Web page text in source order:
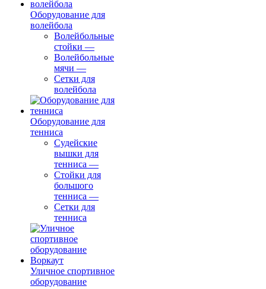
Оборудование для
волейбола
Волейбольные
стойки —
Волейбольные
мячи —
Сетки для
волейбола
Оборудование для
тенниса
Судейские
вышки для
тенниса —
Стойки для
большого
тенниса —
Сетки для
тенниса
Уличное спортивное
оборудование